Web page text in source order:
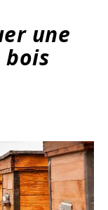
une
bois